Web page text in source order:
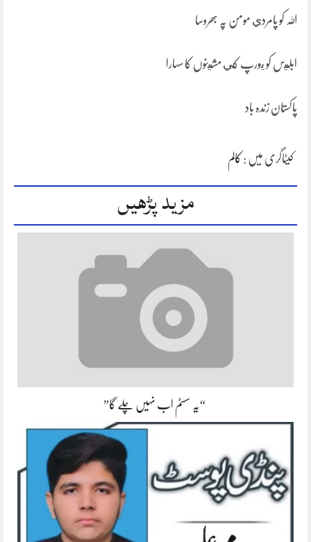
اللہ کو پامردي مومن پہ بھروسا
ابليس کو يورپ کي مشينوں کا سہارا
پاکستان زندہ باد
کیٹاگری میں : کالم
مزید پڑھیں
“یہ سسٹم اب نہیں چلے گا”